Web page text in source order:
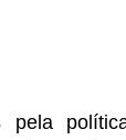
pela